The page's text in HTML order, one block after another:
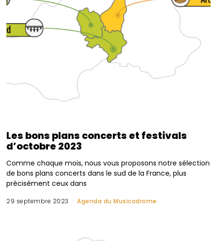
Les bons plans concerts et festivals
d’octobre 2023
Comme chaque mois, nous vous proposons notre sélection
de bons plans concerts dans le sud de la France, plus
précisément ceux dans
29 septembre 2023 Agenda du Musicodrome